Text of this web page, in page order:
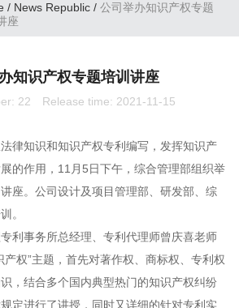
/ News Republic /公司举办知识产权专题
座
知识产权专题培训讲座
22 Release time: 2021-11-15
律知识和知识产权专利编写，发挥知识产
的作用，11月5日下午，综合管理部组织举
座。公司设计及项目管理部、研发部、综
。
利事务所总经理、专利代理师曾庆喜老师
产权”主题，首先对著作权、商标权、专利权
，结合多个国内典型热门的知识产权纠纷
定进行了讲授，同时又详细的针对专利实